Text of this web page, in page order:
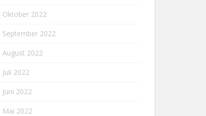
Oktober 2022
September 2022
August 2022
Juli 2022
Juni 2022
Mai 2022